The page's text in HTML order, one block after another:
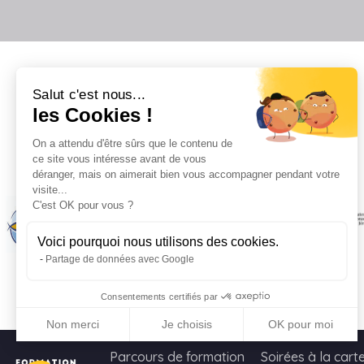
Salut c'est nous...
les Cookies !
On a attendu d'être sûrs que le contenu de
ce site vous intéresse avant de vous
déranger, mais on aimerait bien vous accompagner pendant votre
visite...
C'est OK pour vous ?
Voici pourquoi nous utilisons des cookies.
Partage de données avec Google
Consentements certifiés par
Non merci Je choisis OK pour moi
Plateforme de Gestion du Consentement : Personnalisez
Parcours de formation Soirées à la